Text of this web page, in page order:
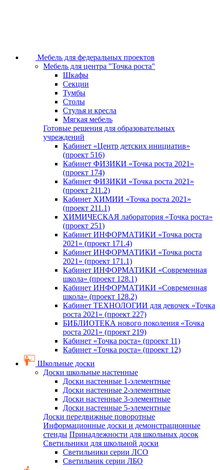
Мебель для федеральных проектов
Мебель для центра "Точка роста"
Шкафы
Секции
Тумбы
Столы
Стулья и кресла
Мягкая мебель
Готовые решения для образовательных
учреждений
Кабинет «Центр детских инициатив»
(проект 516)
Кабинет ФИЗИКИ «Точка роста 2021»
(проект 174)
Кабинет ФИЗИКИ «Точка роста 2021»
(проект 211.2)
Кабинет ХИМИИ «Точка роста 2021»
(проект 211.1)
ХИМИЧЕСКАЯ лаборатория «Точка роста»
(проект 251)
Кабинет ИНФОРМАТИКИ «Точка роста
2021» (проект 171.4)
Кабинет ИНФОРМАТИКИ «Точка роста
2021» (проект 171.1)
Кабинет ИНФОРМАТИКИ «Современная
школа» (проект 128.1)
Кабинет ИНФОРМАТИКИ «Современная
школа» (проект 128.2)
Кабинет ТЕХНОЛОГИИ для девочек «Точка
роста 2021» (проект 227)
БИБЛИОТЕКА нового поколения «Точка
роста 2021» (проект 219)
Кабинет «Точка роста» (проект 11)
Кабинет «Точка роста» (проект 12)
Школьные доски
Доски школьные настенные
Доски настенные 1-элементные
Доски настенные 2-элементные
Доски настенные 3-элементные
Доски настенные 5-элементные
Доски передвижные поворотные
Информационные доски и демонстрационные
стенды Принадлежности для школьных досок
Светильники для школьной доски
Светильники серии ЛСО
Светильник серии ЛБО